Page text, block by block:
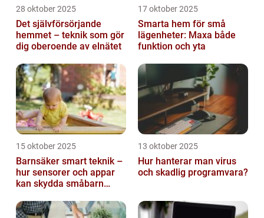
28 oktober 2025
Det självförsörjande
hemmet – teknik som gör
dig oberoende av elnätet
17 oktober 2025
Smarta hem för små
lägenheter: Maxa både
funktion och yta
15 oktober 2025
Barnsäker smart teknik –
hur sensorer och appar
kan skydda småbarn
13 oktober 2025
Hur hanterar man virus
och skadlig programvara?